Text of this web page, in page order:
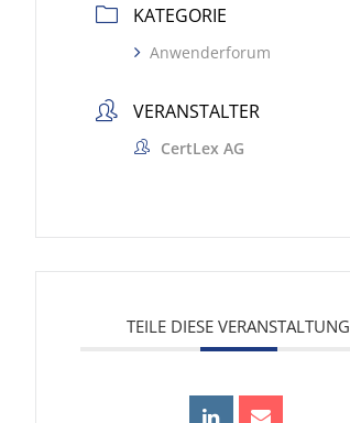
KATEGORIE
Anwenderforum
VERANSTALTER
CertLex AG
TEILE DIESE VERANSTALTUNG